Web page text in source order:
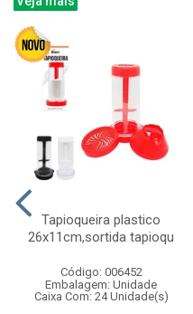
Tapioqueira plastico
26x11cm,sortida tapioqu
Código: 006452
Embalagem: Unidade
Caixa Com: 24 Unidade(s)